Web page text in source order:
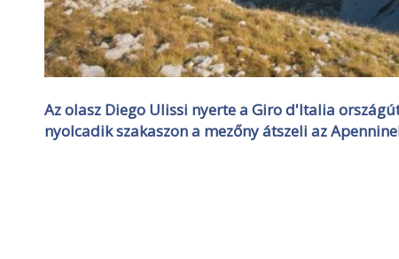
Az olasz Diego Ulissi nyerte a Giro d'Italia
nyolcadik szakaszon a mezőny átszeli az